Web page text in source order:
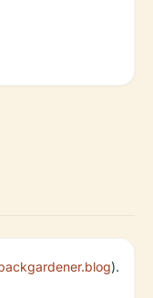
).